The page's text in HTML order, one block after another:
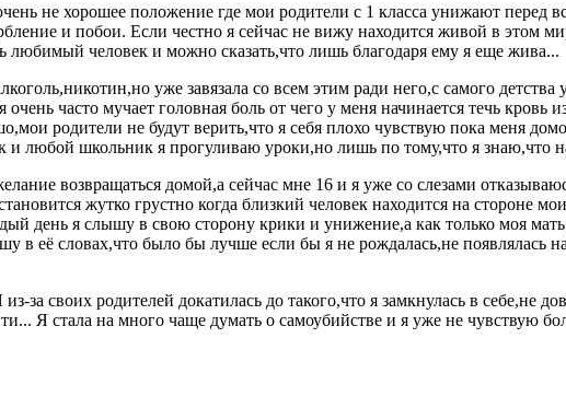
не хорошее положение где мои родители с 1 класса унижают перед
и побои. Если честно я сейчас не вижу находится живой в этом
любимый человек и можно сказать,что лишь благодаря ему я еще жива...
уже завязала со всем этим ради него,с самого детства
часто мучает головная боль от чего у меня начинается течь
родители не будут верить,что я себя плохо чувствую пока меня
и любой школьник я прогуливаю уроки,но лишь по тому,что я знаю,что
возвращаться домой,а сейчас мне 16 и я уже со слезами
жутко грустно когда близкий человек находится на
день я слышу в свою сторону крики и унижение,а как только моя
её словах,что было бы лучше если бы я не рождалась,не появлялась
за своих родителей докатилась до такого,что я замкнулась в
Я стала на много чаще думать о самоубийстве и я уже не чувствую